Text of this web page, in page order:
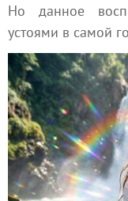
Но данное
устоями в самой